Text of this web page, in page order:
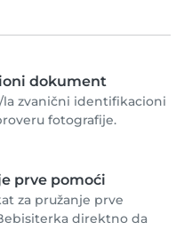
dokument
zvanični identifikacioni
fotografije.
prve pomoći
za pružanje prve
direktno da